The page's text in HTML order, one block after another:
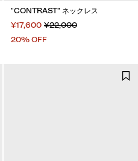
"CONTRAST" ネックレス
¥17,600 ¥22,000
20% OFF